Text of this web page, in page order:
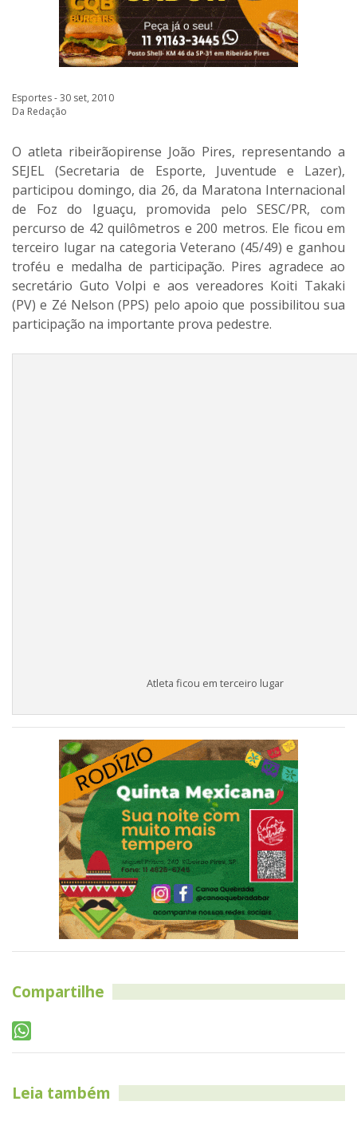
Esportes - 30 set, 2010
Da Redação
O atleta ribeirãopirense João Pires, representando a
SEJEL (Secretaria de Esporte, Juventude e Lazer),
participou domingo, dia 26, da Maratona Internacional
de Foz do Iguaçu, promovida pelo SESC/PR, com
percurso de 42 quilômetros e 200 metros. Ele ficou em
terceiro lugar na categoria Veterano (45/49) e ganhou
troféu e medalha de participação. Pires agradece ao
secretário Guto Volpi e aos vereadores Koiti Takaki
(PV) e Zé Nelson (PPS) pelo apoio que possibilitou sua
participação na importante prova pedestre.
Atleta ficou em terceiro lugar
Compartilhe
Leia também